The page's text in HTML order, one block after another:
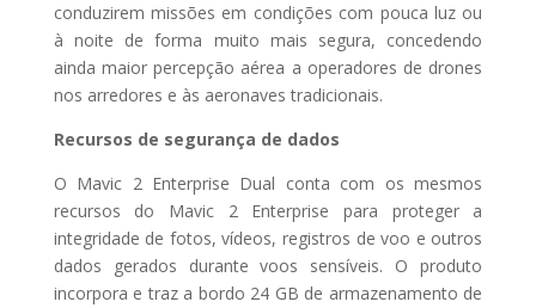
conduzirem missões em condições com pouca luz ou
à noite de forma muito mais segura, concedendo
ainda maior percepção aérea a operadores de drones
nos arredores e às aeronaves tradicionais.
Recursos de segurança de dados
O Mavic 2 Enterprise Dual conta com os mesmos
recursos do Mavic 2 Enterprise para proteger a
integridade de fotos, vídeos, registros de voo e outros
dados gerados durante voos sensíveis. O produto
incorpora e traz a bordo 24 GB de armazenamento de